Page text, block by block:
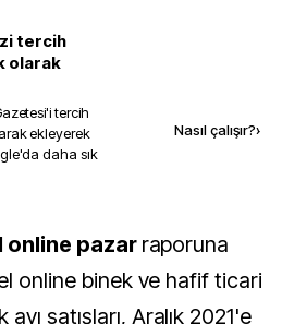
tercih
olarak
'i tercih
ekleyerek
daha sık
Nasıl çalışır?›
online pazar raporuna
online binek ve hafif ticari
satışları, Aralık 2021'e